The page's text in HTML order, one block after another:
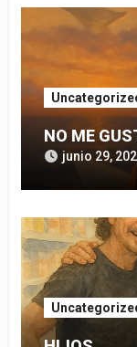
NO ME
junio 29,